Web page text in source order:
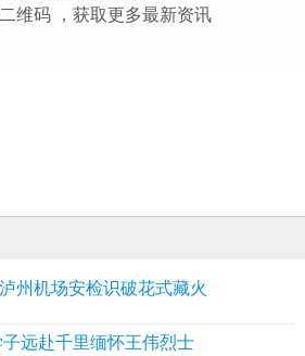
维码 ，获取更多最新资讯
州机场安检识破花式藏火
远赴千里缅怀王伟烈士